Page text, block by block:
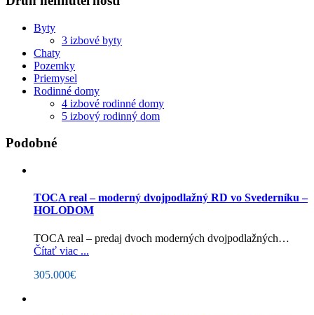
Byty
3 izbové byty
Chaty
Pozemky
Priemysel
Rodinné domy
4 izbové rodinné domy
5 izbový rodinný dom
Podobné
TOCA real – moderný dvojpodlažný RD vo Svederníku –
HOLODOM
TOCA real – predaj dvoch moderných dvojpodlažných…
Čítať viac ...
305.000€